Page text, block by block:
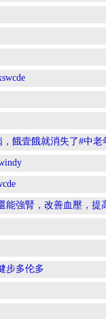
餓壹餓就消失了#中老
能強腎，改善血壓，提
步多伦多